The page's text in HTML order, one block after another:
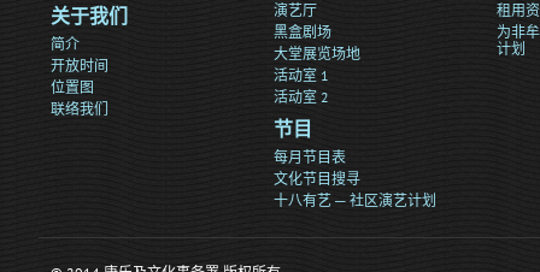
关于我们
简介
开放时间
位置图
联络我们
演艺厅
黑盒剧场
大堂展览场地
活动室 1
活动室 2
节目
每月节目表
文化节目搜寻
十八有艺 ─ 社区演艺计划
租用
为非
计划